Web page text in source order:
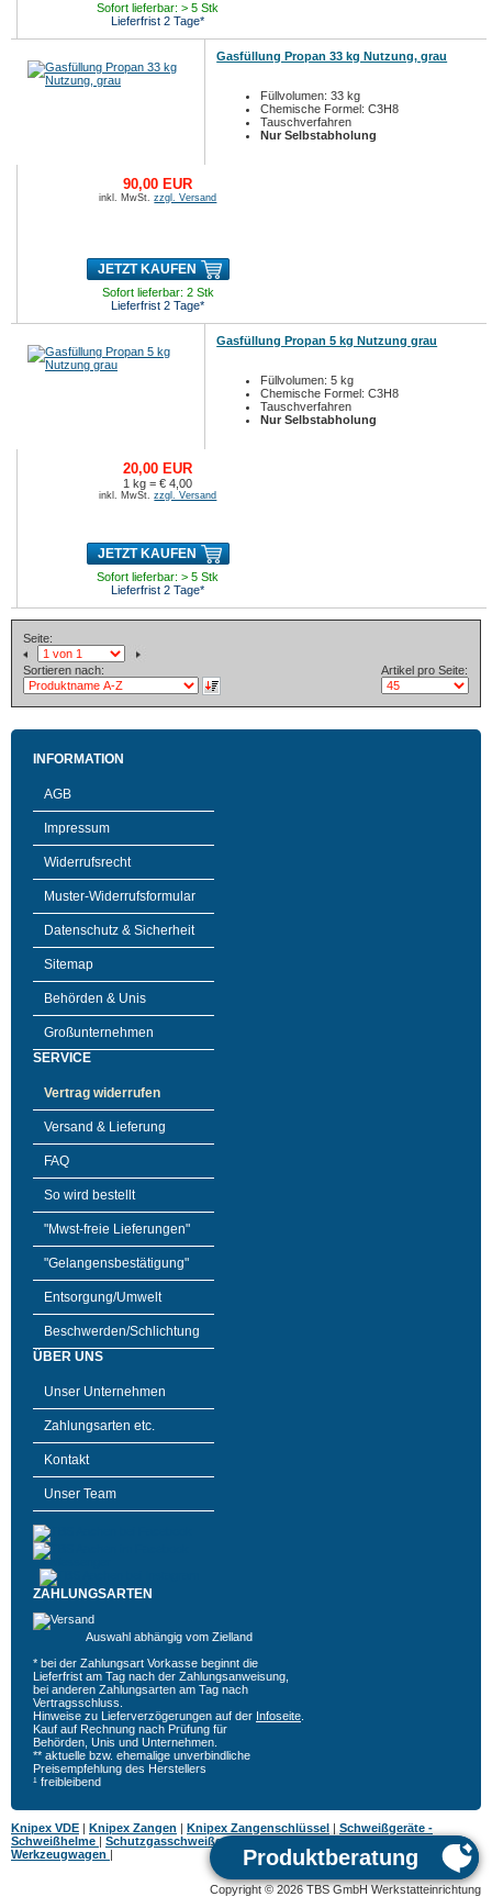
Sofort lieferbar: > 5 Stk
Lieferfrist 2 Tage*
Gasfüllung Propan 33 kg Nutzung, grau
Füllvolumen: 33 kg
Chemische Formel: C3H8
Tauschverfahren
Nur Selbstabholung
90,00 EUR
inkl. MwSt.zzgl. Versand
JETZT KAUFEN
Sofort lieferbar: 2 Stk
Lieferfrist 2 Tage*
Gasfüllung Propan 5 kg Nutzung grau
Füllvolumen: 5 kg
Chemische Formel: C3H8
Tauschverfahren
Nur Selbstabholung
20,00 EUR
1 kg = € 4,00
inkl. MwSt.zzgl. Versand
JETZT KAUFEN
Sofort lieferbar: > 5 Stk
Lieferfrist 2 Tage*
Seite:
Sortieren nach: Artikel pro Seite:
INFORMATION
AGB
Impressum
Widerrufsrecht
Muster-Widerrufsformular
Datenschutz & Sicherheit
Sitemap
Behörden & Unis
Großunternehmen
SERVICE
Vertrag widerrufen
Versand & Lieferung
FAQ
So wird bestellt
"Mwst-freie Lieferungen"
"Gelangensbestätigung"
Entsorgung/Umwelt
Beschwerden/Schlichtung
ÜBER UNS
Unser Unternehmen
Zahlungsarten etc.
Kontakt
Unser Team
ZAHLUNGSARTEN
Auswahl abhängig vom Zielland
* bei der Zahlungsart Vorkasse beginnt die
Lieferfrist am Tag nach der Zahlungsanweisung,
bei anderen Zahlungsarten am Tag nach
Vertragsschluss.
Hinweise zu Lieferverzögerungen auf der Infoseite
Kauf auf Rechnung nach Prüfung für
Behörden, Unis und Unternehmen.
** aktuelle bzw. ehemalige unverbindliche
Preisempfehlung des Herstellers
¹ freibleibend
Knipex VDE | Knipex Zangen | Knipex Zangenschlüssel | Schweißgeräte -
Schweißhelme | Schutzgasschweißgeräte
Werkzeugwagen |
Copyright © 2026 TBS GmbH Werkstatteinrichtung